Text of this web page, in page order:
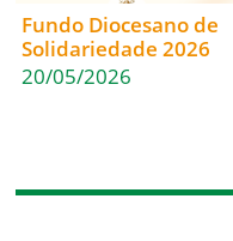
Fundo Diocesano de
Solidariedade 2026
20/05/2026